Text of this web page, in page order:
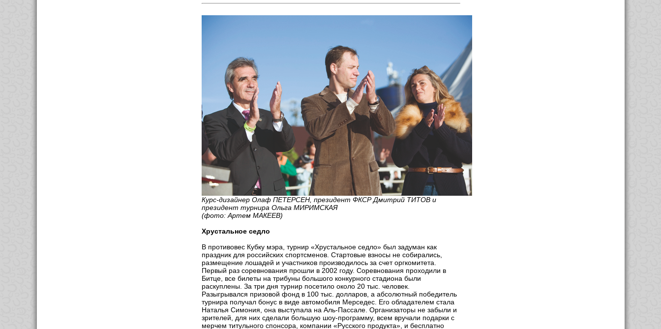
Курс-дизайнер Олаф ПЕТЕРСЕН, президент ФКСР Дмитрий ТИТОВ и
президент турнира Ольга МИРИМСКАЯ
(фото: Артем МАКЕЕВ)
Хрустальное седло
В противовес Кубку мэра, турнир «Хрустальное седло» был задуман как
праздник для российских спортсменов. Стартовые взносы не собирались,
размещение лошадей и участников производилось за счет оргкомитета.
Первый раз соревнования прошли в 2002 году. Соревнования проходили в
Битце, все билеты на трибуны большого конкурного стадиона были
раскуплены. За три дня турнир посетило около 20 тыс. человек.
Разыгрывался призовой фонд в 100 тыс. долларов, а абсолютный победитель
турнира получал бонус в виде автомобиля Мерседес. Его обладателем стала
Наталья Симония, она выступала на Аль-Пассале. Организаторы не забыли и
зрителей, для них сделали большую шоу-программу, всем вручали подарки с
мерчем титульного спонсора, компании «Русского продукта», и бесплатно